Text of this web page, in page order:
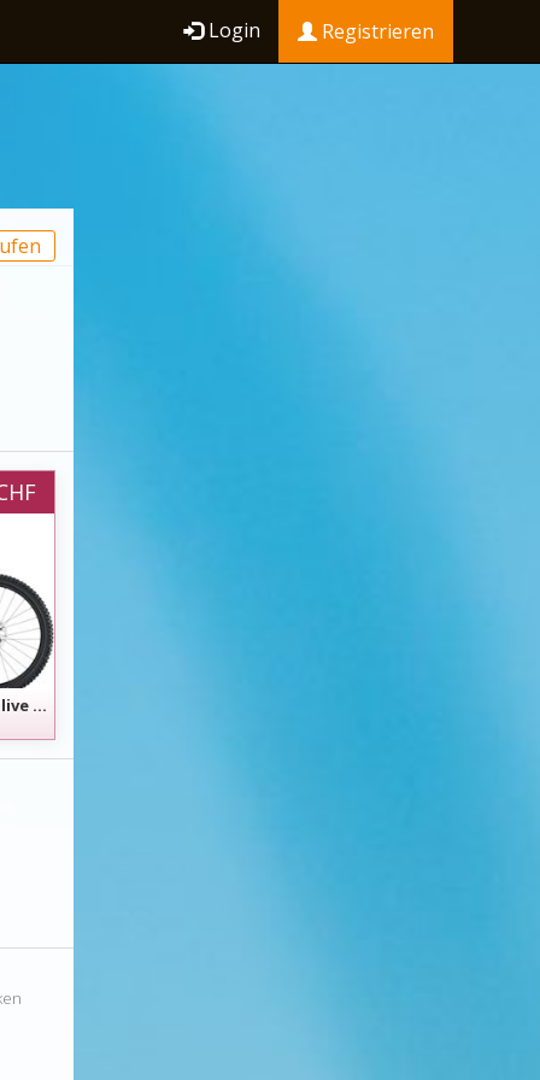
Login Registrieren
TREK Slash 9.8GX AXS 2025 Black Olive Grösse L, UVP 7999.- Angebot gültig bis 15. August